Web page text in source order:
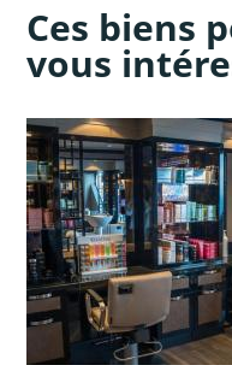
Ces biens
vous